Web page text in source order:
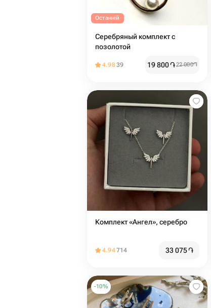
Останній
Серебряный комплект с
позолотой
4.9839 19 800֏22 000֏
Комплект «Ангел», серебро
4.94714 33 075֏
-10%